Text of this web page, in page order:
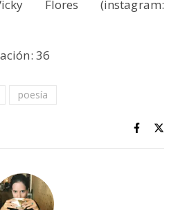
Flores (instagram:
36
poesía